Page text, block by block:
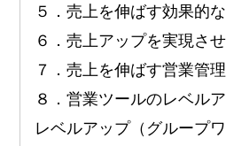
５．売上を伸ばす効果的
６．売上アップを実現さ
７．売上を伸ばす営業管
８．営業ツールのレベル
レベルアップ（グループワ